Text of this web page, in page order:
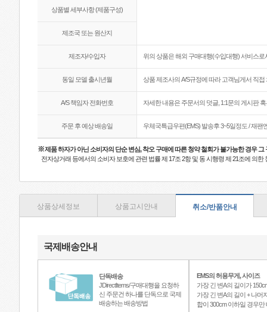
상품별 세부사항 (제품구성)
제조국 또는 원산지
제조자/수입자 위의 상품은 해외 구매대행(수입대행) 서비스로
동일 모델 출시년월 상품 제조사의 A/S규정에 따라 고객님게서 직접
A/S 책임자 전화번호 자세한 내용은 주문서의 덧글, 1:1문의 게시판
주문 후 예상 배송일 우체국특급우편(EMS) 발송후 3~5일정도 / 재
※제품 하자가 아닌 소비자의 단순 변심, 착오 구매에 따른 청약 철회가 불가능한 경우 그
전자상거래 등에서의 소비자 보호에 관련 법률 제 17조 2항 및 동 시행령 제 21조에 의
상품상세정보 상품고시안내 취소/반품안내
국제배송안내
단독배송
JDirectItems/구매대행을 요청하
신 주문건 하나를 단독으로 국제
배송하는 배송방법
EMS의 허용무게, 사이즈
가장 긴 변A의 길이가
가장 긴 변A의 길이 + 나머
합이 300cm 이하일 경우만